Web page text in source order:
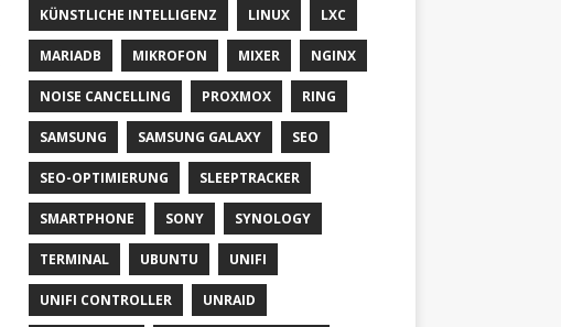
KÜNSTLICHE INTELLIGENZ LINUX LXC
MARIADB MIKROFON MIXER NGINX
NOISE CANCELLING PROXMOX RING
SAMSUNG SAMSUNG GALAXY SEO
SEO-OPTIMIERUNG SLEEPTRACKER
SMARTPHONE SONY SYNOLOGY
TERMINAL UBUNTU UNIFI
UNIFI CONTROLLER UNRAID